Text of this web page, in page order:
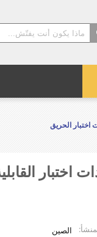
اختبار الحريق
الصين